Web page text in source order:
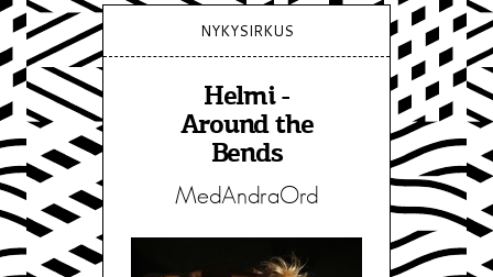
NYKYSIRKUS
Helmi -
Around the
Bends
MedAndraOrd